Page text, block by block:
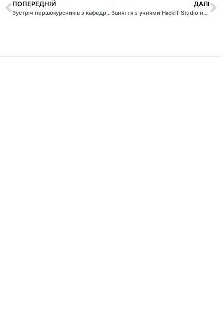
ПОПЕРЕДНІЙ
Зустріч першокурсників з кафедрою економічної кібернетики
ДАЛІ
Заняття з учнями HackIT Studio на тему «Багатоекранний мобільний застосунок»